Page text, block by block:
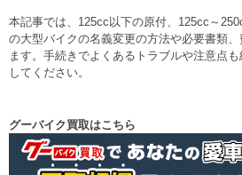
本記事では、125cc以下の原付、125cc～
の大型バイクの名義変更の方法や必要書類
ます。手続きでよくあるトラブルや注意点
してください。
グーバイク買取はこちら